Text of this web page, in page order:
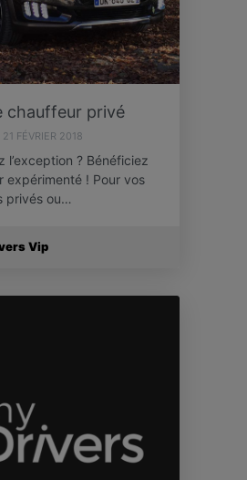
chauffeur privé
21 FÉVRIER 2018
l’exception ? Bénéficiez
expérimenté ! Pour vos
privés ou…
Vip